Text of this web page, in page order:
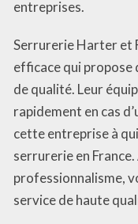
entreprises.
Serrurerie Harter et
efficace qui
de qualité. Leur
rapidement en cas
cette entreprise à
serrurerie en
professionnalisme,
service de haute